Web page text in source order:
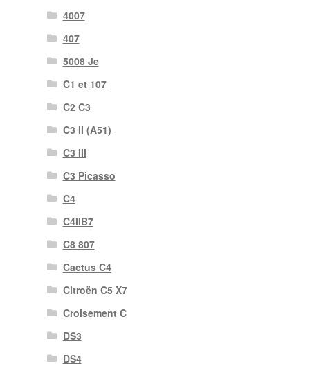
4007
407
5008 Je
C1 et 107
C2 C3
C3 II (A51)
C3 III
C3 Picasso
C4
C4IIB7
C8 807
Cactus C4
Citroën C5 X7
Croisement C
DS3
DS4